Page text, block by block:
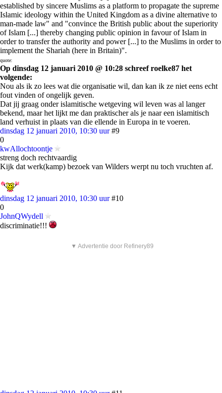
established by sincere Muslims as a platform to propagate the supreme
Islamic ideology within the United Kingdom as a divine alternative to
man-made law" and "convince the British public about the superiority
of Islam [...] thereby changing public opinion in favour of Islam in
order to transfer the authority and power [...] to the Muslims in order to
implement the Shariah (here in Britain)".
quote:
Op dinsdag 12 januari 2010 @ 10:28 schreef roelke87 het
volgende:
Nou als ik zo lees wat die organisatie wil, dan kan ik ze niet eens echt
fout vinden of ongelijk geven.
Dat jij graag onder islamitische wetgeving wil leven was al langer
bekend, maar het lijkt me dan praktischer als je naar een islamitisch
land verhuist in plaats van die ellende in Europa in te voeren.
dinsdag 12 januari 2010, 10:30 uur #9
0
kwAllochtoontje
streng doch rechtvaardig
Kijk dat werk(kamp) bezoek van Wilders werpt nu toch vruchten af.
dinsdag 12 januari 2010, 10:30 uur #10
0
JohnQWydell
discriminatie!!!
▼ Advertentie door Refinery89